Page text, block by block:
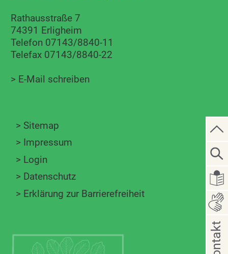
Rathausstraße 7
74391 Erligheim
Telefon 07143/8840-11
Telefax 07143/8840-22
> E-Mail schreiben
> Sitemap
> Impressum
> Login
> Datenschutz
> Erklärung zur Barrierefreiheit
Kontakt